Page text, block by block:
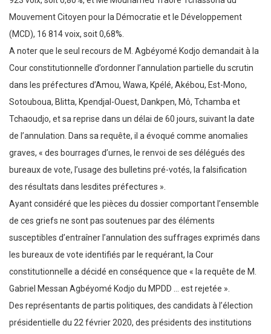
Mouvement Citoyen pour la Démocratie et le Développement
(MCD), 16 814 voix, soit 0,68%.
A noter que le seul recours de M. Agbéyomé Kodjo demandait à la
Cour constitutionnelle d’ordonner l’annulation partielle du scrutin
dans les préfectures d’Amou, Wawa, Kpélé, Akébou, Est-Mono,
Sotouboua, Blitta, Kpendjal-Ouest, Dankpen, Mô, Tchamba et
Tchaoudjo, et sa reprise dans un délai de 60 jours, suivant la date
de l’annulation. Dans sa requête, il a évoqué comme anomalies
graves, « des bourrages d’urnes, le renvoi de ses délégués des
bureaux de vote, l’usage des bulletins pré-votés, la falsification
des résultats dans lesdites préfectures ».
Ayant considéré que les pièces du dossier comportant l’ensemble
de ces griefs ne sont pas soutenues par des éléments
susceptibles d’entraîner l’annulation des suffrages exprimés dans
les bureaux de vote identifiés par le requérant, la Cour
constitutionnelle a décidé en conséquence que « la requête de M.
Gabriel Messan Agbéyomé Kodjo du MPDD … est rejetée ».
Des représentants de partis politiques, des candidats à l’élection
présidentielle du 22 février 2020, des présidents des institutions